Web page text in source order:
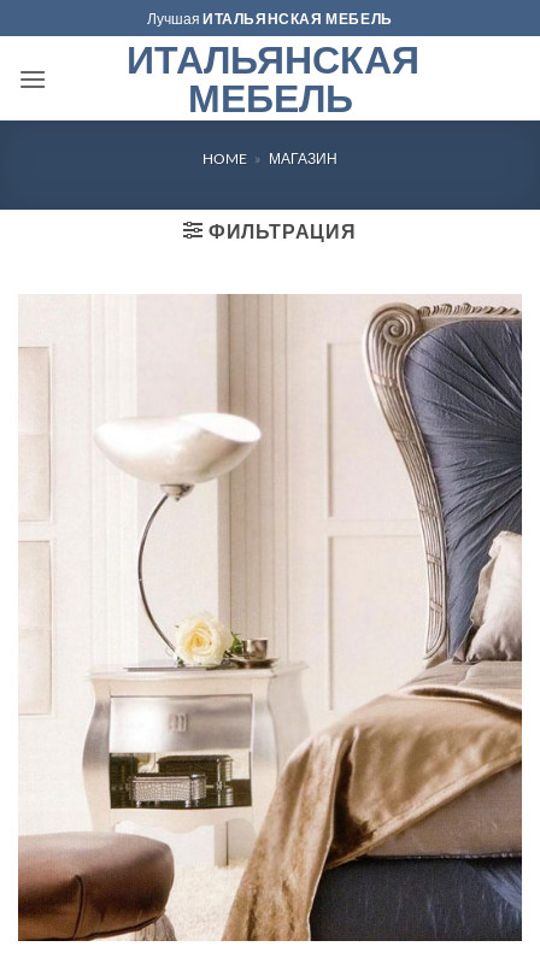
to
content
ЛучшаяИТАЛЬЯНСКАЯ МЕБЕЛЬ
ИТАЛЬЯНСКАЯ
МЕБЕЛЬ
HOME » МАГАЗИН
ФИЛЬТРАЦИЯ